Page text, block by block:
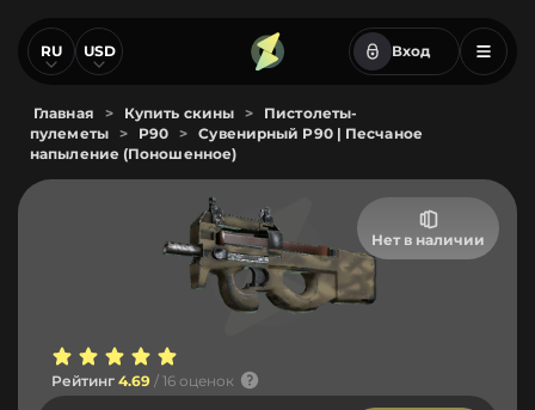
RU USD Вход
Главная > Купить скины >
Пистолеты-
пулеметы
> P90 >
Сувенирный P90 | Песчаное
напыление (Поношенное)
Нет в наличии
Рейтинг 4.69 / 16 оценок